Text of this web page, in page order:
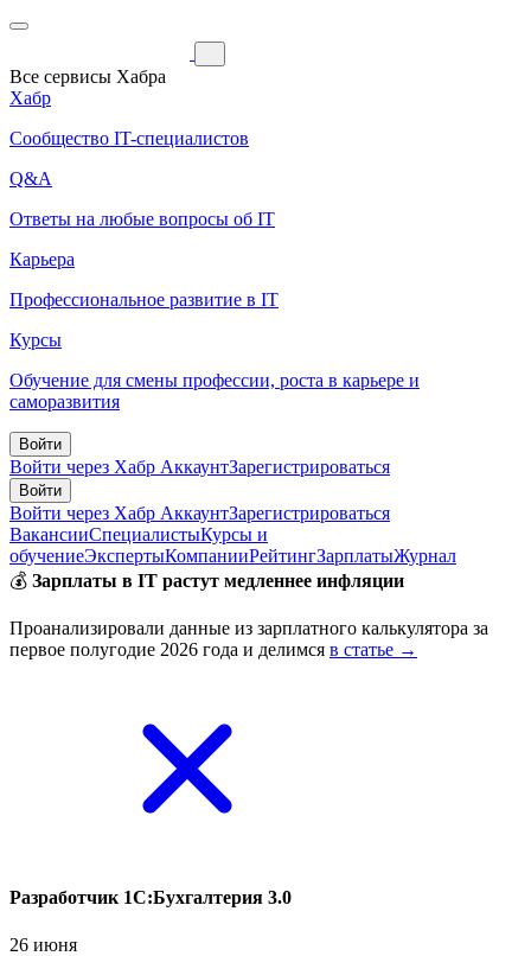
Все сервисы Хабра
Хабр
Сообщество IT-специалистов
Q&A
Ответы на любые вопросы об IT
Карьера
Профессиональное развитие в IT
Курсы
Обучение для смены профессии, роста в карьере и
саморазвития
Войти
Войти через Хабр АккаунтЗарегистрироваться
Войти
Войти через Хабр АккаунтЗарегистрироваться
ВакансииСпециалистыКурсы и
обучениеЭкспертыКомпанииРейтингЗарплатыЖурнал
💰 Зарплаты в IT растут медленнее инфляции
Проанализировали данные из зарплатного калькулятора за
первое полугодие 2026 года и делимся в статье →
Разработчик 1С:Бухгалтерия 3.0
26 июня